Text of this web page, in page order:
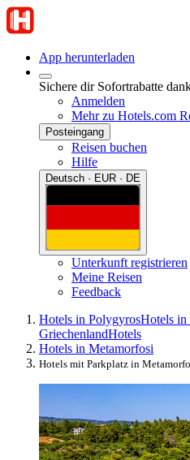
App herunterladen
Sichere dir Sofortrabatte
Anmelden
Mehr zu Hotels.com
Posteingang
Reisen buchen
Hilfe
Deutsch · EUR · DE
Unterkunft registrieren
Meine Reisen
Feedback
Hotels in PolygyrosHotels in
GriechenlandHotels
Hotels in Metamorfosi
Hotels mit Parkplatz in